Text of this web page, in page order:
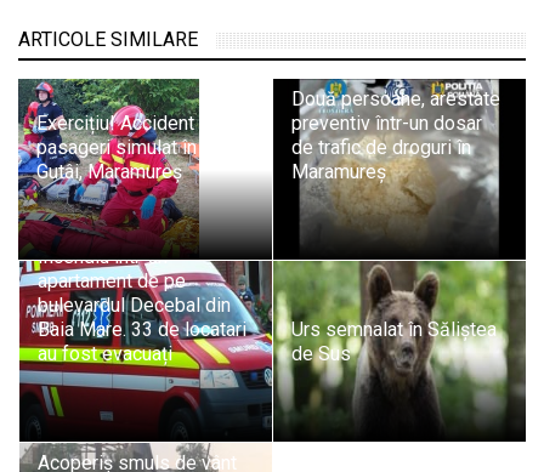
ARTICOLE SIMILARE
Exercițiu! Accident cu 11
pasageri simulat în Pasul
Gutâi, Maramureș
Două persoane, arestate
preventiv într-un dosar
de trafic de droguri în
Maramureș
Incendiu într-un
apartament de pe
bulevardul Decebal din
Baia Mare. 33 de locatari
au fost evacuați
Urs semnalat în Săliștea
de Sus
Acoperiș smuls de vânt